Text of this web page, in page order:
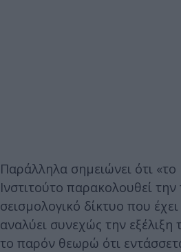
Παράλληλα σημειώνει ότι
Ινστιτούτο παρακολουθεί
σεισμολογικό δίκτυο που
αναλύει συνεχώς την εξέλιξη
το παρόν θεωρώ ότι